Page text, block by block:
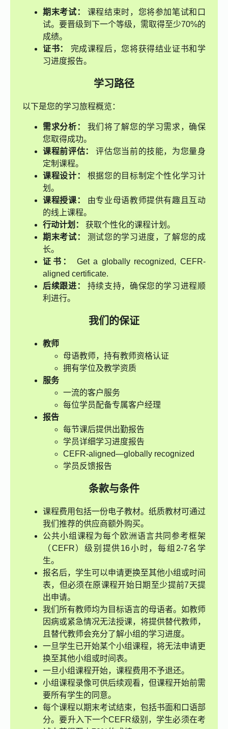
期末考试：
课程结束时，您将参加笔试和口
试。要晋级到下一个等级，需取得至少70%的
成绩。
证书：
完成课程后，您将获得结业证书和学
习进度报告。
学习路径
以下是您的学习旅程概览：
需求分析：
我们将了解您的学习需求，确保
您取得成功。
课程前评估：
评估您当前的技能，为您量身
定制课程。
课程设计：
根据您的目标制定个性化学习计
划。
课程授课：
由专业母语教师提供有趣且互动
的线上课程。
行动计划：
获取个性化的课程计划。
期末考试：
测试您的学习进度，了解您的成
长。
证书：
Get a globally recognized, CEFR-
aligned certificate.
后续跟进：
持续支持，确保您的学习进程顺
利进行。
我们的保证
教师
母语教师，持有教师资格认证
拥有学位及教学资质
服务
一流的客户服务
每位学员配备专属客户经理
报告
每节课后提供出勤报告
学员详细学习进度报告
CEFR-aligned—globally recognized
学员反馈报告
条款与条件
课程费用包括一份电子教材。纸质教材可通过
我们推荐的供应商额外购买。
公共小组课程为每个欧洲语言共同参考框架
（CEFR）级别提供16小时，每组2-7名学
生。
报名后，学生可以申请更换至其他小组或时间
表，但必须在原课程开始日期至少提前7天提
出申请。
我们所有教师均为目标语言的母语者。如教师
因病或紧急情况无法授课，将提供替代教师，
且替代教师会充分了解小组的学习进度。
一旦学生已开始某个小组课程，将无法申请更
换至其他小组或时间表。
一旦小组课程开始，课程费用不予退还。
小组课程录像可供后续观看，但课程开始前需
要所有学生的同意。
每个课程以期末考试结束，包括书面和口语部
分。要升入下一个CEFR级别，学生必须在考